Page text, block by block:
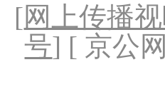
[网上传播
号] [ 京公